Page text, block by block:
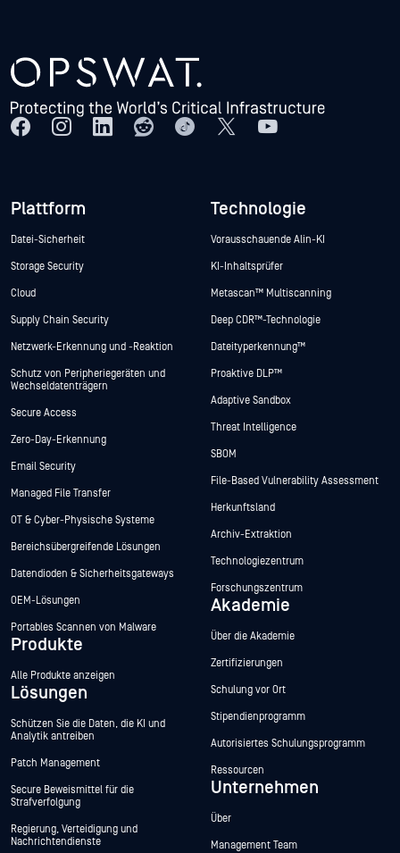
Plattform
Datei-Sicherheit
Storage Security
Cloud
Supply Chain Security
Netzwerk-Erkennung und -Reaktion
Schutz von Peripheriegeräten und
Wechseldatenträgern
Secure Access
Zero-Day-Erkennung
Email Security
Managed File Transfer
OT & Cyber-Physische Systeme
Bereichsübergreifende Lösungen
Datendioden & Sicherheitsgateways
OEM-Lösungen
Portables Scannen von Malware
Produkte
Alle Produkte anzeigen
Lösungen
Schützen Sie die Daten, die KI und
Analytik antreiben
Patch Management
Secure Beweismittel für die
Strafverfolgung
Regierung, Verteidigung und
Nachrichtendienste
Technologie
Vorausschauende Alin-KI
KI-Inhaltsprüfer
Metascan™ Multiscanning
Deep CDR™-Technologie
Dateityperkennung™
Proaktive DLP™
Adaptive Sandbox
Threat Intelligence
SBOM
File-Based Vulnerability Assessment
Herkunftsland
Archiv-Extraktion
Technologiezentrum
Forschungszentrum
Akademie
Über die Akademie
Zertifizierungen
Schulung vor Ort
Stipendienprogramm
Autorisiertes Schulungsprogramm
Ressourcen
Unternehmen
Über
Management Team